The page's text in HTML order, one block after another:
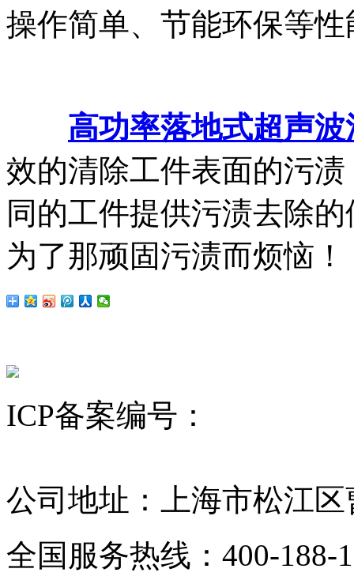
操作简单、节能环保等
高功率落地式超声波
效的清除工件表面的污
同的工件提供污渍去除
为了那顽固污渍而烦恼！
ICP备案编号：
公司地址：上海市松江区
全国服务热线：400-188-